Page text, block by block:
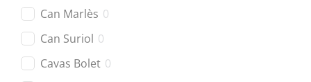
Rosats
Escumosos
Can Marlès 0
Can Suriol 0
Cavas Bolet 0